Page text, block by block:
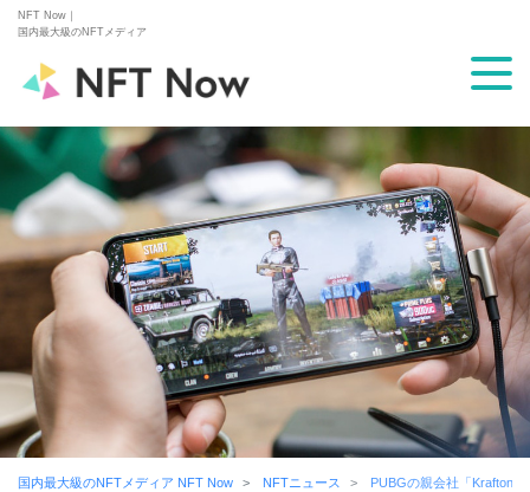
NFT Now｜
国内最大級のNFTメディア
国内最大級のNFTメディア NFT Now NFTニュース PUBGの親会社「Krafton